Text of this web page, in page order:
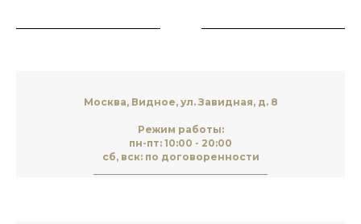
Москва, Видное, ул. Завидная, д. 8
Режим работы:
пн-пт: 10:00 - 20:00
сб, вск: по договоренности